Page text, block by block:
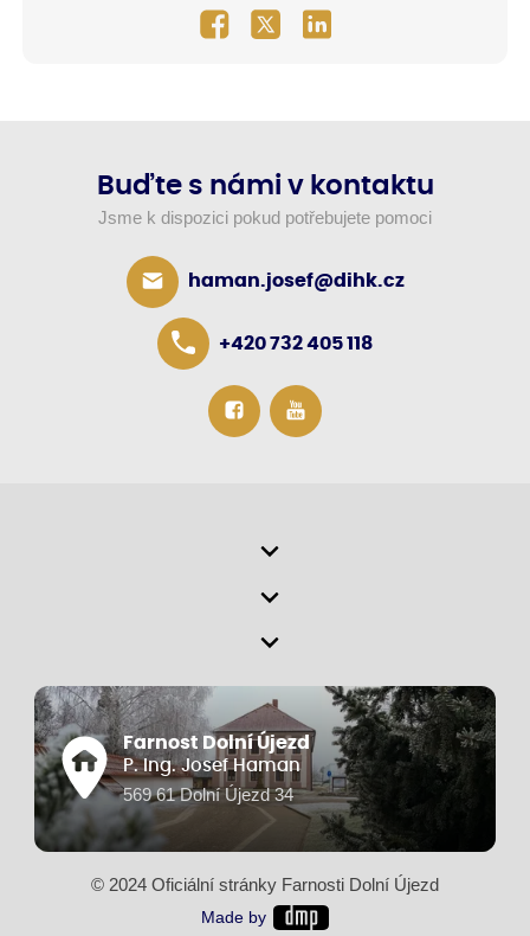
Buďte s námi v kontaktu
Jsme k dispozici pokud potřebujete pomoci
haman.josef@dihk.cz
+420 732 405 118
Farnost Dolní Újezd
P. Ing. Josef Haman
569 61 Dolní Újezd 34
© 2024 Oficiální stránky Farnosti Dolní Újezd
Made by